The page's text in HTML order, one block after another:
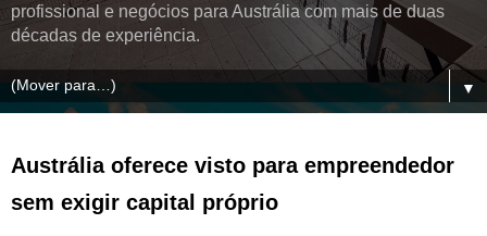
profissional e negócios para Austrália com mais de duas
décadas de experiência.
▼
Austrália oferece visto para empreendedor
sem exigir capital próprio